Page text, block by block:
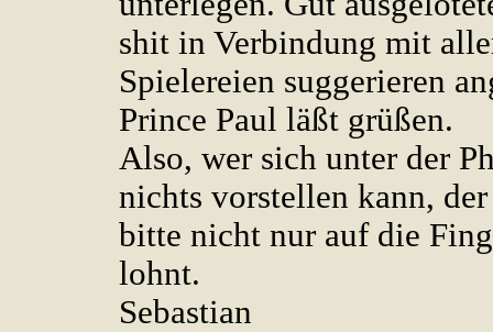
shit in Verbindung mit
Spielereien suggerieren
Prince Paul läßt grüßen.
Also, wer sich unter der
nichts vorstellen kann,
bitte nicht nur auf die
lohnt.
Sebastian